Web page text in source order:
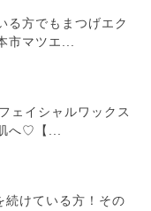
る方でもまつげエク
市マツエ...
ェイシャルワックス
へ♡【...
続けている方！その